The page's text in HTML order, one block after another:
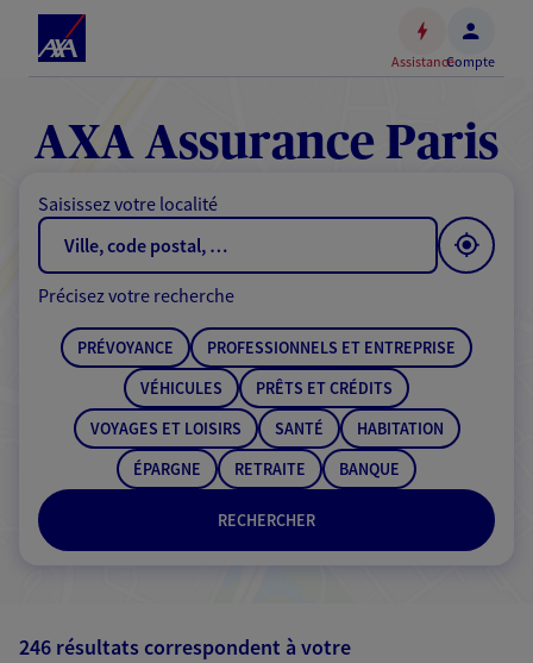
Accéder
contenu
principal
au
de
AssistanceCompte
AXA Assurance Paris
Saisissez votre localité
RECHERCHER
Précisez votre recherche
PRÉVOYANCE
PROFESSIONNELS ET ENTREPRISE
VÉHICULES
PRÊTS ET CRÉDITS
VOYAGES ET LOISIRS
SANTÉ
HABITATION
ÉPARGNE
RETRAITE BANQUE
246 résultats correspondent à votre